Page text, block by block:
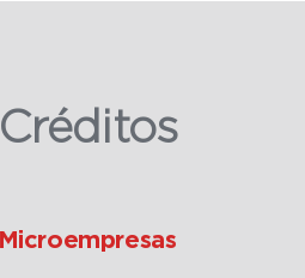
Créditos
Microempresas